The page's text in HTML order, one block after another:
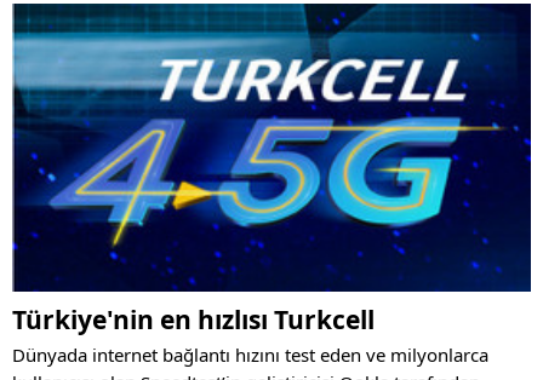
Türkiye'nin en hızlısı Turkcell
Dünyada internet bağlantı hızını test eden ve milyonlarca